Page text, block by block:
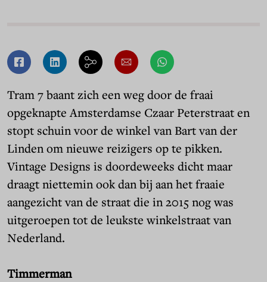
Tram 7 baant zich een weg door de fraai
opgeknapte Amsterdamse Czaar Peterstraat en
stopt schuin voor de winkel van Bart van der
Linden om nieuwe reizigers op te pikken.
Vintage Designs is doordeweeks dicht maar
draagt niettemin ook dan bij aan het fraaie
aangezicht van de straat die in 2015 nog was
uitgeroepen tot de leukste winkelstraat van
Nederland.
Timmerman